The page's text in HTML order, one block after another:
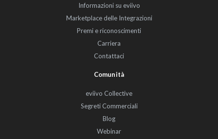
Informazioni su eviivo
Marketplace delle Integrazioni
Premi e riconoscimenti
Carriera
Contattaci
Comunità
eviivo Collective
Segreti Commerciali
Blog
Webinar